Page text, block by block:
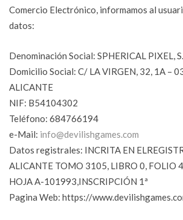
Comercio Electrónico, informamos al
datos:
Denominación Social: SPHERICAL PIXEL,
Domicilio Social: C/ LA VIRGEN, 32, 1A –
ALICANTE
NIF: B54104302
Teléfono: 684766194
e-Mail: info@devilishgames.com
Datos registrales: INCRITA EN
ALICANTE TOMO 3105, LIBRO 0, FOLIO
HOJA A-101993,INSCRIPCIÓN 1ª
Pagina Web: https://